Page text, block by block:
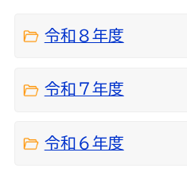
令和８年度
令和７年度
令和６年度